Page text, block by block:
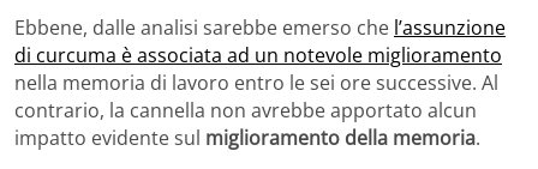
Ebbene, dalle analisi sarebbe emerso che l’assunzione
di curcuma è associata ad un notevole miglioramento
nella memoria di lavoro entro le sei ore successive. Al
contrario, la cannella non avrebbe apportato alcun
impatto evidente sul miglioramento della memoria.